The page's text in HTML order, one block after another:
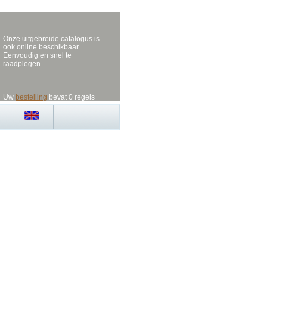
Onze uitgebreide catalogus is
ook online beschikbaar.
Eenvoudig en snel te
raadplegen
Uw bestelling bevat 0 regels